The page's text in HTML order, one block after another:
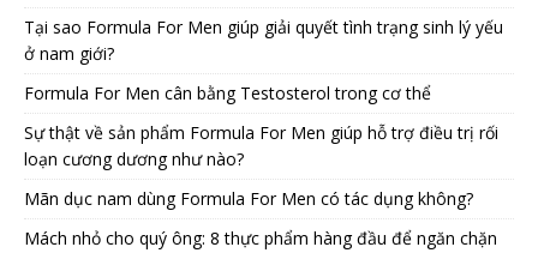
Tại sao Formula For Men giúp giải quyết tình trạng sinh lý yếu
ở nam giới?
Formula For Men cân bằng Testosterol trong cơ thể
Sự thật về sản phẩm Formula For Men giúp hỗ trợ điều trị rối
loạn cương dương như nào?
Mãn dục nam dùng Formula For Men có tác dụng không?
Mách nhỏ cho quý ông: 8 thực phẩm hàng đầu để ngăn chặn